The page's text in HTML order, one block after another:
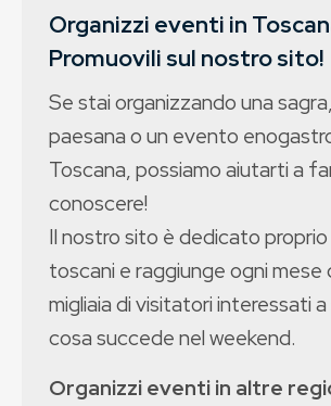
Organizzi eventi in
Promuovili sul nostro sito!
Se stai organizzando una
paesana o un evento
Toscana, possiamo aiutarti a
conoscere!
Il nostro sito è dedicato
toscani e raggiunge ogni mese
migliaia di visitatori interessati
cosa succede nel weekend.
Organizzi eventi in altre